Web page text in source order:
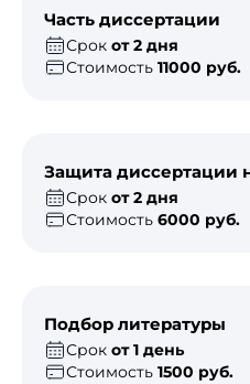
Часть диссертации
Срок от 2 дня
Стоимость 11000 руб.
Защита диссертации
Срок от 2 дня
Стоимость 6000 руб.
Подбор литературы
Срок от 1 день
Стоимость 1500 руб.